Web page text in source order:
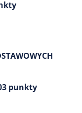
punkty